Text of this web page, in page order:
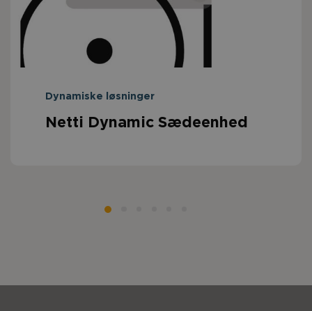
Dynamiske løsninger
Netti Dynamic Sædeenhed